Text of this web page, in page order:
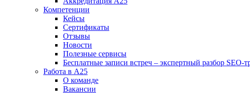
Компетенции
Кейсы
Сертификаты
Отзывы
Новости
Полезные сервисы
Бесплатные записи встреч – экспертный разбор SEO-
Работа в А25
О команде
Вакансии